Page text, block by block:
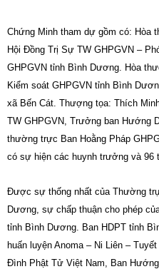
Chứng Minh tham dự gồm có: Hòa
Hội Đồng Trị Sự TW GHPGVN –
GHPGVN tỉnh Bình Dương. Hòa
Kiểm soát GHPGVN tỉnh Bình
xã Bến Cát. Thượng tọa: Thích
TW GHPGVN, Trưởng ban Hướng
thường trực Ban Hoằng Pháp
có sự hiện các huynh trưởng và 96
Được sự thống nhất của Thường
Dương, sự chấp thuận cho phép
tỉnh Bình Dương. Ban HDPT tỉnh
huấn luyện Anoma – Ni Liên –
Đình Phật Tử Việt Nam, Ban